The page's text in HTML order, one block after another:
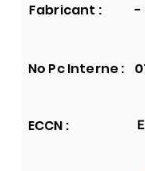
Fabricant :
No Pc Interne :
ECCN :
-